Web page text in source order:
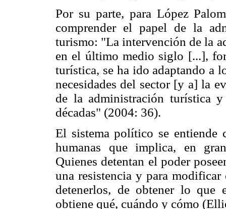
Por su parte, para López
comprender el papel de la
turismo: "La intervención de la
en el último medio siglo [...],
turística, se ha ido adaptando a
necesidades del sector [y a] la
de la administración turística
décadas" (2004: 36).
El sistema político se entiende
humanas que implica, en
Quienes detentan el poder
una resistencia y para
detenerlos, de obtener lo que
obtiene qué, cuándo y cómo